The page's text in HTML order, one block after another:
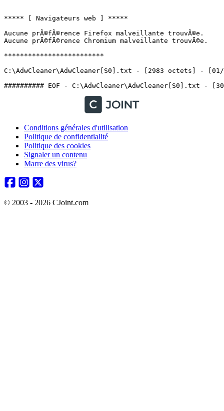
***** [ Navigateurs web ] *****
Aucune prÃ©fÃ©rence Firefox malveillante trouvÃ©e.
Aucune prÃ©fÃ©rence Chromium malveillante trouvÃ©e.
*************************
C:\AdwCleaner\AdwCleaner[S0].txt - [2983 octets] - [01/
Conditions générales d'utilisation
Politique de confidentialité
Politique des cookies
Signaler un contenu
Marre des virus?
© 2003 - 2026 CJoint.com